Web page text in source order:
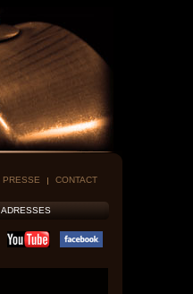
PRESSE CONTACT
ADRESSES